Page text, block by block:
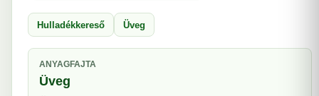
Hulladékkereső Üveg
ANYAGFAJTA
Üveg